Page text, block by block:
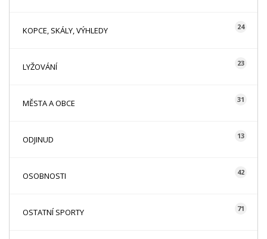
KOPCE, SKÁLY, VÝHLEDY 24
LYŽOVÁNÍ 23
MĚSTA A OBCE 31
ODJINUD 13
OSOBNOSTI 42
OSTATNÍ SPORTY 71